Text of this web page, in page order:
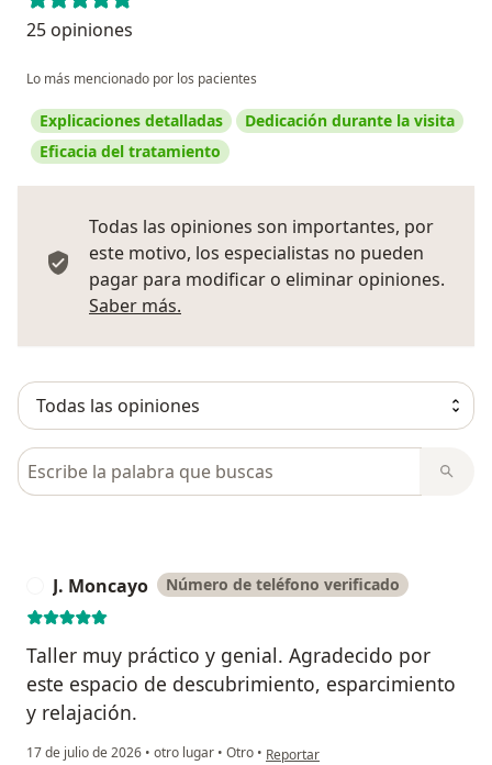
25 opiniones
Lo más mencionado por los pacientes
Explicaciones detalladas
Dedicación durante la visita
Eficacia del tratamiento
Todas las opiniones son importantes, por
este motivo, los especialistas no pueden
pagar para modificar o eliminar opiniones.
Saber más.
Busca en opiniones
J. Moncayo Número de teléfono verificado
Taller muy práctico y genial. Agradecido por
este espacio de descubrimiento, esparcimiento
y relajación.
17 de julio de 2026 • otro lugar • Otro • en opinión del usuario J. Moncayo
Reportar